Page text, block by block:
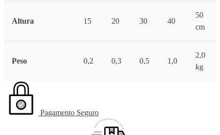
Altura 15 20 30 40
50
cm
Peso 0,2 0,3 0,5 1,0
2,0
kg
Pagamento Seguro